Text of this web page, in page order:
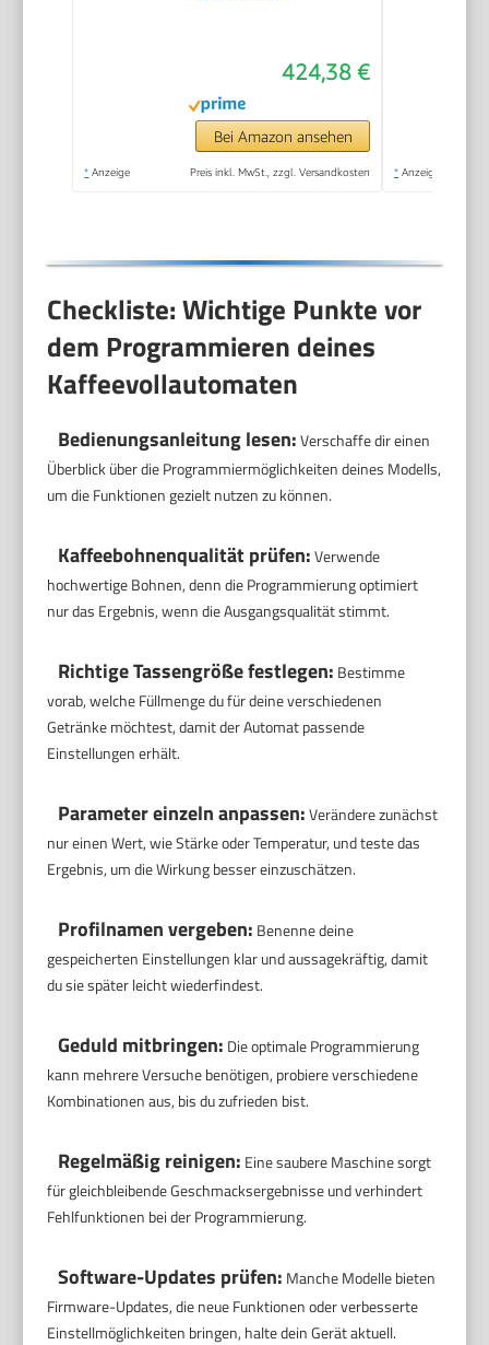
424,38 €
Bei Amazon ansehen
* Anzeige Preis inkl. MwSt., zzgl. Versandkosten * Anzeige
Checkliste: Wichtige Punkte vor
dem Programmieren deines
Kaffeevollautomaten
Bedienungsanleitung lesen:Verschaffe dir einen
Überblick über die Programmiermöglichkeiten deines Modells,
um die Funktionen gezielt nutzen zu können.
Kaffeebohnenqualität prüfen:Verwende
hochwertige Bohnen, denn die Programmierung optimiert
nur das Ergebnis, wenn die Ausgangsqualität stimmt.
Richtige Tassengröße festlegen: Bestimme
vorab, welche Füllmenge du für deine verschiedenen
Getränke möchtest, damit der Automat passende
Einstellungen erhält.
Parameter einzeln anpassen:Verändere zunächst
nur einen Wert, wie Stärke oder Temperatur, und teste das
Ergebnis, um die Wirkung besser einzuschätzen.
Profilnamen vergeben: Benenne deine
gespeicherten Einstellungen klar und aussagekräftig, damit
du sie später leicht wiederfindest.
Geduld mitbringen: Die optimale Programmierung
kann mehrere Versuche benötigen, probiere verschiedene
Kombinationen aus, bis du zufrieden bist.
Regelmäßig reinigen: Eine saubere Maschine sorgt
für gleichbleibende Geschmacksergebnisse und verhindert
Fehlfunktionen bei der Programmierung.
Software-Updates prüfen: Manche Modelle bieten
Firmware-Updates, die neue Funktionen oder verbesserte
Einstellmöglichkeiten bringen, halte dein Gerät aktuell.